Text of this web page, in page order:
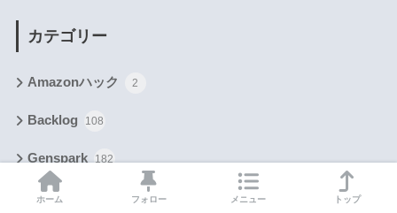
カテゴリー
Amazonハック 2
Backlog 108
Genspark 182
GoDaddy
ホーム フォロー メニュー トップ